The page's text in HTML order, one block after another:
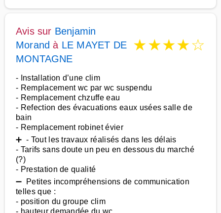
Avis sur Benjamin
Morand à LE MAYET DE
MONTAGNE
★★★★☆
- Installation d’une clim
- Remplacement wc par wc suspendu
- Remplacement chzuffe eau
- Refection des évacuations eaux usées salle de
bain
- Remplacement robinet évier
➕ - Tout les travaux réalisés dans les délais
- Tarifs sans doute un peu en dessous du marché
(?)
- Prestation de qualité
➖ Petites incompréhensions de communication
telles que :
- position du groupe clim
- hauteur demandée du wc